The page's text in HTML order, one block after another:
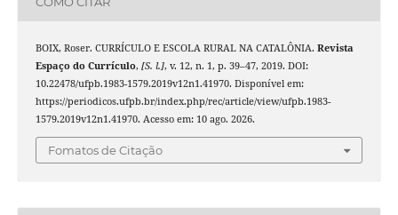
BOIX, Roser. CURRÍCULO E ESCOLA RURAL NA CATALÔNIA. Revista
Espaço do Currículo, [S. l.], v. 12, n. 1, p. 39–47, 2019. DOI:
10.22478/ufpb.1983-1579.2019v12n1.41970. Disponível em:
https://periodicos.ufpb.br/index.php/rec/article/view/ufpb.1983-
1579.2019v12n1.41970. Acesso em: 10 ago. 2026.
Fomatos de Citação